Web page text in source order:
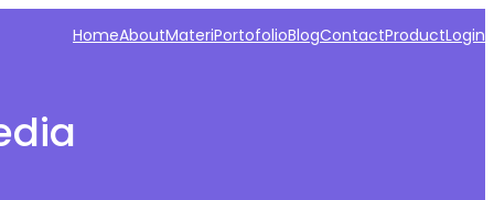
HomeAboutMateriPortofolioBlogContactProductLogin